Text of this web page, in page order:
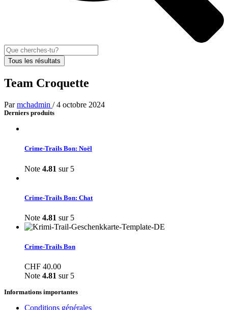
Tous les résultats
Team Croquette
Parmchadmin /4 octobre 2024
Derniers produits
Crime-Trails Bon: Noël
Note 4.81 sur 5
Crime-Trails Bon: Chat
Note 4.81 sur 5
Crime-Trails Bon
CHF 40.00
Note 4.81 sur 5
Informations importantes
Conditions générales